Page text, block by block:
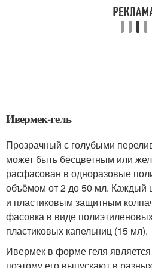
Ивермек-гель
Прозрачный с голубыми
может быть бесцветным или
расфасован в одноразовые
объёмом от 2 до 50 мл. Каждый
и пластиковым защитным
фасовка в виде
пластиковых капельниц (15 мл).
Ивермек в форме геля